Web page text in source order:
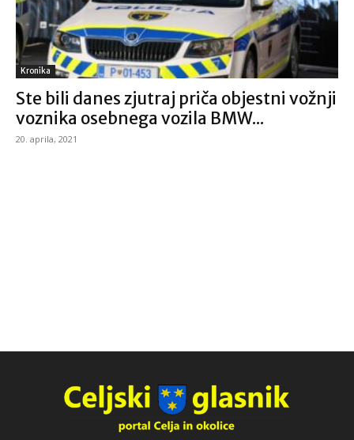
Kronika
Ste bili danes zjutraj priča objestni vožnji
voznika osebnega vozila BMW...
20. aprila, 2021